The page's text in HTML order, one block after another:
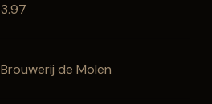
3.97
Brouwerij de Molen